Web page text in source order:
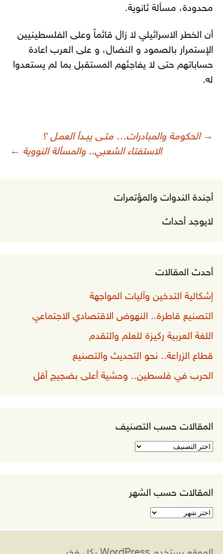
محدودة، مسألة ثانوية.
أن الخطر الاسرائيلي لا زال قائماً وعلى الفلسطينيين
الإستمرار بالصمود و النضال، و على العرب اعادة
حساباتهم حتى لا يفاجئهم المستقبل بما لم يستعدوا
له.
تصفّح
→ الحكومة والمبادرات… متـى يبـدأ العمـل ؟
الاستفتاء الشعبي.. والمسألة النووية ←
أجندة الندوات والمؤتمرات
لايوجد أحداث
أحدث المقالات
إشكالية التدخين وآليات المواجهة
التصنيع قاطرة.. النهوض الاقتصادي الاجتماعي
اللغة العربية ركيزة للعلم والتقدم
قطاع الزراعة.. نحو التحديث والتصنيع
الحرب في فلسطين.. وحشية أعلى بضجيج أقل
المقالات حسب التصنيف
المقالات
المقالات حسب الشهر
المقالات
حسب